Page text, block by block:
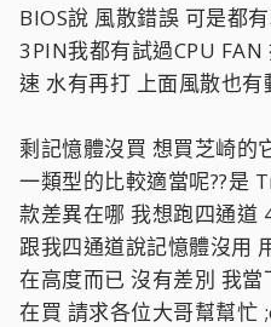
BIOS說 風散錯誤 可是都
3PIN我都有試過CPU
速 水有再打 上面風散也有
剩記憶體沒買 想買芝崎的
一類型的比較適當呢??是
款差異在哪 我想跑四通道
跟我四通道說記憶體沒用
在高度而已 沒有差別 我
在買 請求各位大哥幫幫忙